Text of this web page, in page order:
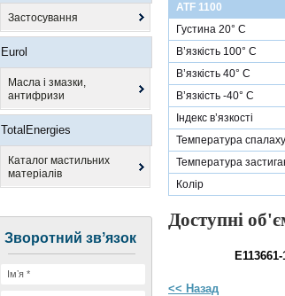
Застосування
Eurol
Масла і змазки,
антифризи
TotalEnergies
Каталог мастильних
матеріалів
Зворотний звʼязок
АТF 1100
Густина 20° С
В’язкість 100° С
В’язкість 40° С
В’язкість -40° С
Індекс в’язкості
Температура
Температура
Колір
Доступні
<< Назад